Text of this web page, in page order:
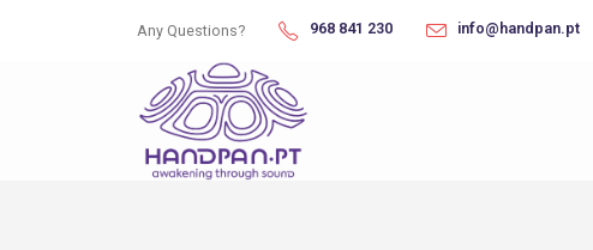
Any Questions? 968 841 230 info@handpan.pt